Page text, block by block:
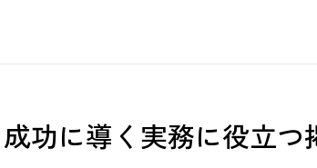
功に導く実務に役立つ